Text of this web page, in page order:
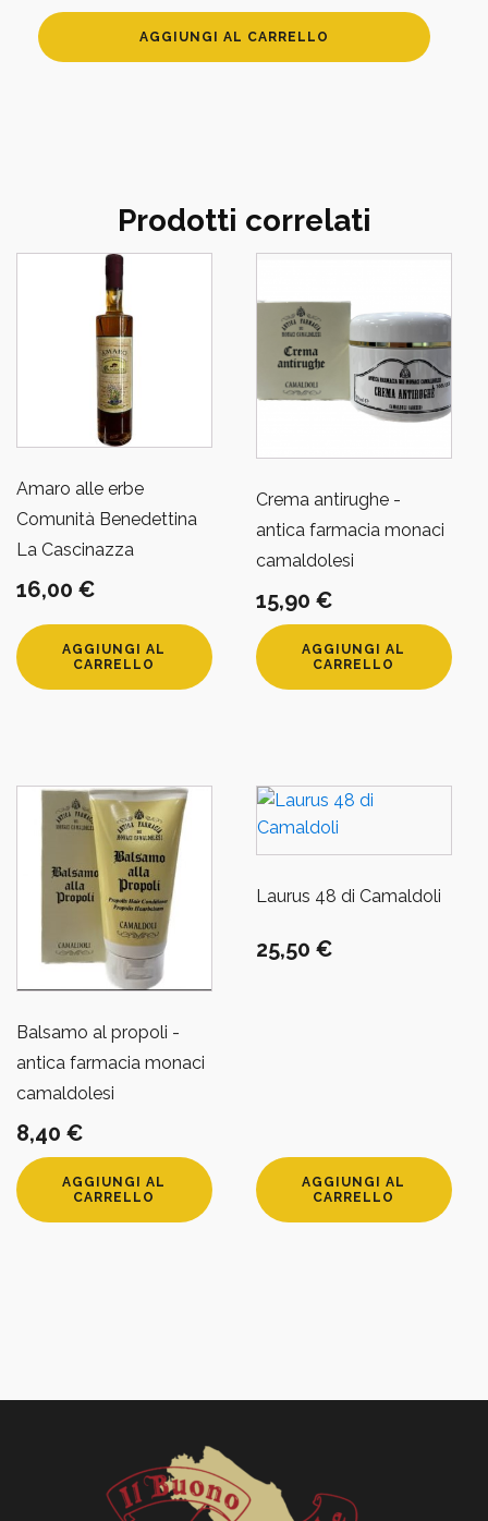
Saponetta
Arancio
AGGIUNGI AL CARRELLO
Prodotti correlati
Amaro alle erbe
Comunità Benedettina
La Cascinazza
16,00 €
AGGIUNGI AL
CARRELLO
Crema antirughe -
antica farmacia monaci
camaldolesi
15,90 €
AGGIUNGI AL
CARRELLO
Balsamo al propoli -
antica farmacia monaci
camaldolesi
8,40 €
AGGIUNGI AL
CARRELLO
Laurus 48 di Camaldoli
25,50 €
AGGIUNGI AL
CARRELLO